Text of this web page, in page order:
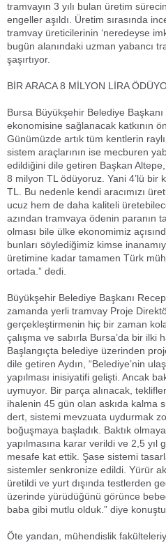
tramvayın 3 yılı bulan üretim
engeller aşıldı. Üretim sırasında
tramvay üreticilerinin ‘neredeyse
bugün alanındaki uzman yabancı
şaşırtıyor.
BİR ARACA 8 MİLYON LİRA
Bursa Büyükşehir Belediye
ekonomisine sağlanacak katkının
Günümüzde artık tüm kentlerin
sistem araçlarının ise mecburen
edildiğini dile getiren Başkan
8 milyon TL ödüyoruz. Yani 4’lü bir
TL. Bu nedenle kendi aracımızı
ucuz hem de daha kaliteli
azından tramvaya ödenin paranın
olması bile ülke ekonomimiz
bunları söylediğimiz kimse
üretimine kadar tamamen Türk
ortada.” dedi.
Büyükşehir Belediye Başkanı
zamanda yerli tramvay Proje
gerçekleştirmenin hiç bir zaman
çalışma ve sabırla Bursa’da bir ilki
Başlangıçta belediye üzerinden
dile getiren Aydın, “Belediye’nin
yapılması inisiyatifi gelişti. Ancak
uymuyor. Bir parça alınacak,
ihalenin 45 gün olan askıda kalma
dert, sistemi mevzuata uydurmak
boğuşmaya başladık. Baktık
yapılmasına karar verildi ve 2,5 yıl
mesafe kat ettik. Şase sistemi
sistemler senkronize edildi. Yürür
üretildi ve yurt dışında testlerden
üzerinde yürüdüğünü görünce
baba gibi mutlu olduk.” diye konuştu.
Öte yandan, mühendislik